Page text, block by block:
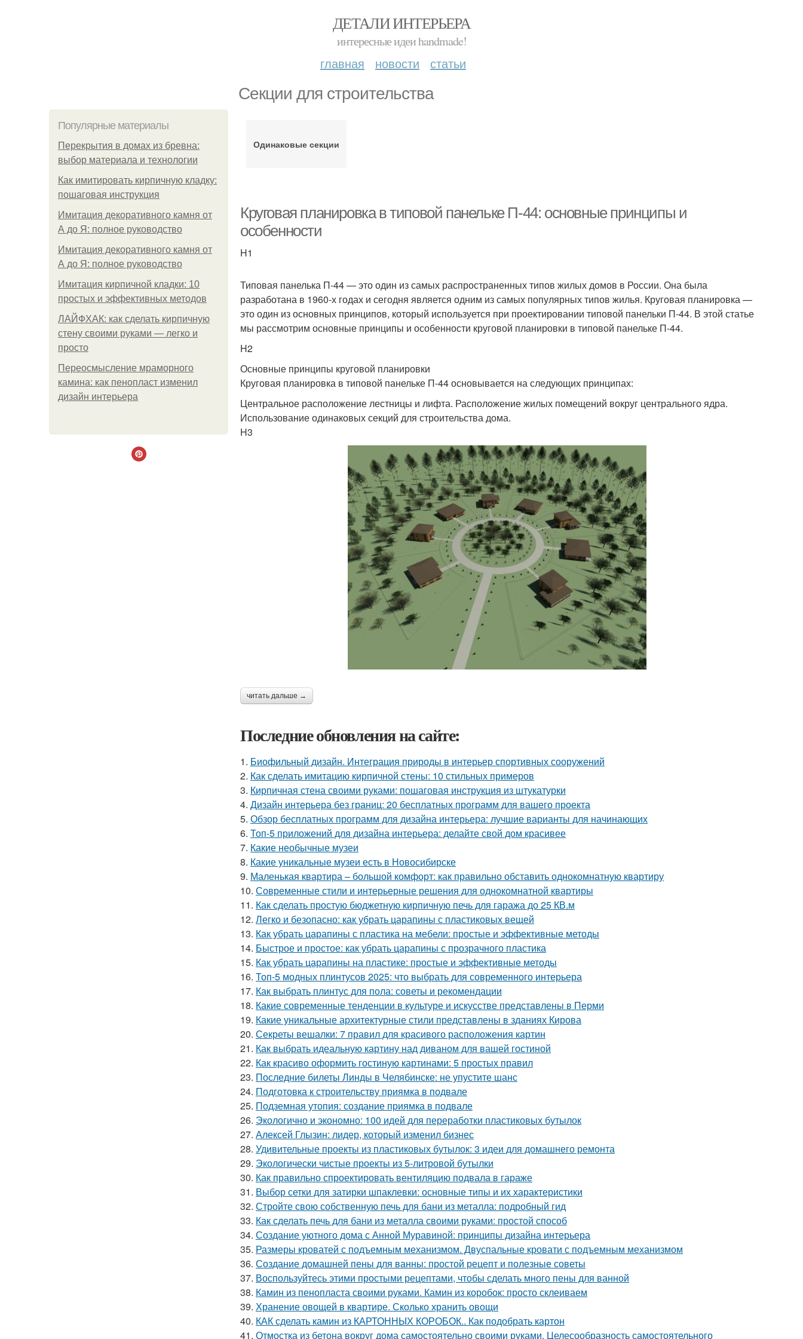
ДЕТАЛИ ИНТЕРЬЕРА
интересные идеи handmade!
главная новости статьи
Секции для строительства
Популярные материалы
Перекрытия в домах из бревна:
выбор материала и технологии
Как имитировать кирпичную кладку:
пошаговая инструкция
Имитация декоративного камня от
А до Я: полное руководство
Имитация декоративного камня от
А до Я: полное руководство
Имитация кирпичной кладки: 10
простых и эффективных методов
ЛАЙФХАК: как сделать кирпичную
стену своими руками — легко и
просто
Переосмысление мраморного
камина: как пенопласт изменил
дизайн интерьера
Одинаковые секции
Круговая планировка в типовой панельке П-44: основные принципы и
особенности
H1
Типовая панелька П-44 — это один из самых распространенных типов жилых домов в России. Она была
разработана в 1960-х годах и сегодня является одним из самых популярных типов жилья. Круговая планировка —
это один из основных принципов, который используется при проектировании типовой панельки П-44. В этой статье
мы рассмотрим основные принципы и особенности круговой планировки в типовой панельке П-44.
H2
Основные принципы круговой планировки
Круговая планировка в типовой панельке П-44 основывается на следующих принципах:
Центральное расположение лестницы и лифта. Расположение жилых помещений вокруг центрального ядра.
Использование одинаковых секций для строительства дома.
H3
читать дальше →
Последние обновления на сайте:
1. Биофильный дизайн. Интеграция природы в интерьер спортивных сооружений
2. Как сделать имитацию кирпичной стены: 10 стильных примеров
3. Кирпичная стена своими руками: пошаговая инструкция из штукатурки
4. Дизайн интерьера без границ: 20 бесплатных программ для вашего проекта
5. Обзор бесплатных программ для дизайна интерьера: лучшие варианты для начинающих
6. Топ-5 приложений для дизайна интерьера: делайте свой дом красивее
7. Какие необычные музеи
8. Какие уникальные музеи есть в Новосибирске
9. Маленькая квартира – большой комфорт: как правильно обставить однокомнатную квартиру
10. Современные стили и интерьерные решения для однокомнатной квартиры
11. Как сделать простую бюджетную кирпичную печь для гаража до 25 КВ.м
12. Легко и безопасно: как убрать царапины с пластиковых вещей
13. Как убрать царапины с пластика на мебели: простые и эффективные методы
14. Быстрое и простое: как убрать царапины с прозрачного пластика
15. Как убрать царапины на пластике: простые и эффективные методы
16. Топ-5 модных плинтусов 2025: что выбрать для современного интерьера
17. Как выбрать плинтус для пола: советы и рекомендации
18. Какие современные тенденции в культуре и искусстве представлены в Перми
19. Какие уникальные архитектурные стили представлены в зданиях Кирова
20. Секреты вешалки: 7 правил для красивого расположения картин
21. Как выбрать идеальную картину над диваном для вашей гостиной
22. Как красиво оформить гостиную картинами: 5 простых правил
23. Последние билеты Линды в Челябинске: не упустите шанс
24. Подготовка к строительству приямка в подвале
25. Подземная утопия: создание приямка в подвале
26. Экологично и экономно: 100 идей для переработки пластиковых бутылок
27. Алексей Глызин: лидер, который изменил бизнес
28. Удивительные проекты из пластиковых бутылок: 3 идеи для домашнего ремонта
29. Экологически чистые проекты из 5-литровой бутылки
30. Как правильно спроектировать вентиляцию подвала в гараже
31. Выбор сетки для затирки шпаклевки: основные типы и их характеристики
32. Стройте свою собственную печь для бани из металла: подробный гид
33. Как сделать печь для бани из металла своими руками: простой способ
34. Создание уютного дома с Анной Муравиной: принципы дизайна интерьера
35. Размеры кроватей с подъемным механизмом. Двуспальные кровати с подъемным механизмом
36. Создание домашней пены для ванны: простой рецепт и полезные советы
37. Воспользуйтесь этими простыми рецептами, чтобы сделать много пены для ванной
38. Камин из пенопласта своими руками. Камин из коробок: просто склеиваем
39. Хранение овощей в квартире. Сколько хранить овощи
40. КАК сделать камин из КАРТОННЫХ КОРОБОК.. Как подобрать картон
41. Отмостка из бетона вокруг дома самостоятельно своими руками. Целесообразность самостоятельного